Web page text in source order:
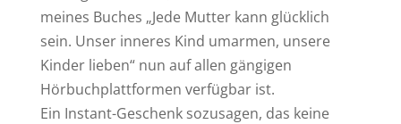
meines Buches „Jede Mutter kann glücklich
sein. Unser inneres Kind umarmen, unsere
Kinder lieben“ nun auf allen gängigen
Hörbuchplattformen verfügbar ist.
Ein Instant-Geschenk sozusagen, das keine